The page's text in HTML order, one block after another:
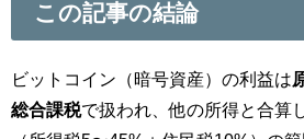
この記事の結論
ビットコイン（暗号資産）の利益は
総合課税で扱われ、他の所得と合算